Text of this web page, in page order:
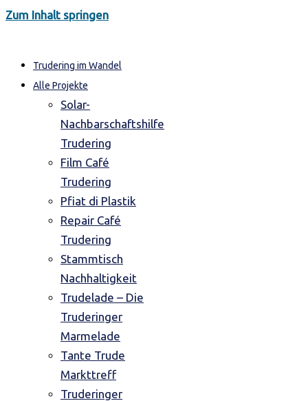
Zum Inhalt springen
Trudering im Wandel
Alle Projekte
Solar-
Nachbarschaftshilfe
Trudering
Film Café
Trudering
Pfiat di Plastik
Repair Café
Trudering
Stammtisch
Nachhaltigkeit
Trudelade – Die
Truderinger
Marmelade
Tante Trude
Markttreff
Truderinger